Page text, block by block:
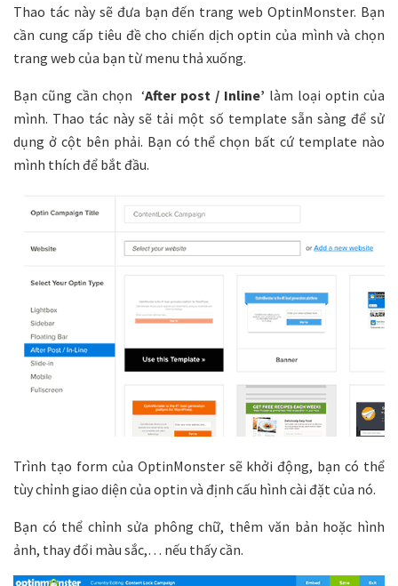
Thao tác này sẽ đưa bạn đến trang web OptinMonster. Bạn
cần cung cấp tiêu đề cho chiến dịch optin của mình và chọn
trang web của bạn từ menu thả xuống.
Bạn cũng cần chọn ‘After post / Inline’ làm loại optin của
mình. Thao tác này sẽ tải một số template sẵn sàng để sử
dụng ở cột bên phải. Bạn có thể chọn bất cứ template nào
mình thích để bắt đầu.
Trình tạo form của OptinMonster sẽ khởi động, bạn có thể
tùy chỉnh giao diện của optin và định cấu hình cài đặt của nó.
Bạn có thể chỉnh sửa phông chữ, thêm văn bản hoặc hình
ảnh, thay đổi màu sắc,… nếu thấy cần.